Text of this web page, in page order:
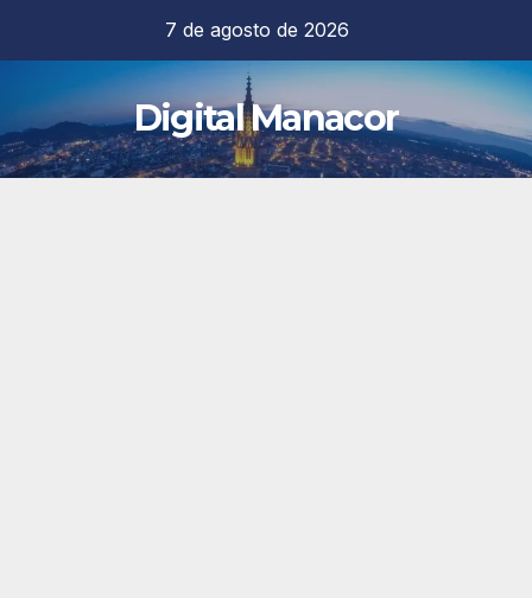
contenido
7 de agosto de 2026
Digital Manacor